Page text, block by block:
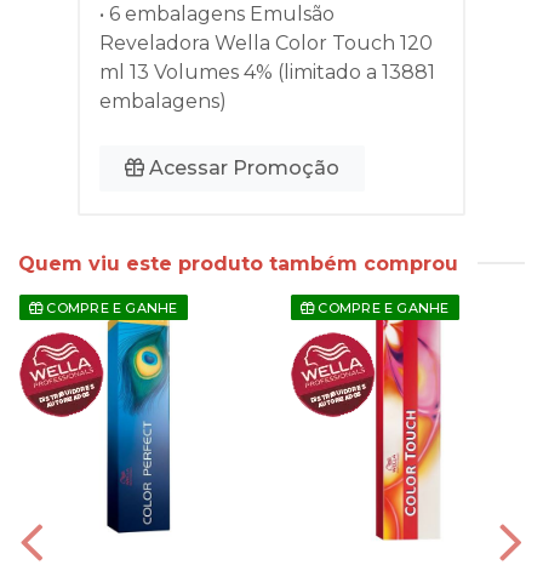
• 6 embalagens Emulsão
Reveladora Wella Color Touch 120
ml 13 Volumes 4% (limitado a 13881
embalagens)
Acessar Promoção
Quem viu este produto também comprou
COMPRE E GANHE COMPRE E GANHE